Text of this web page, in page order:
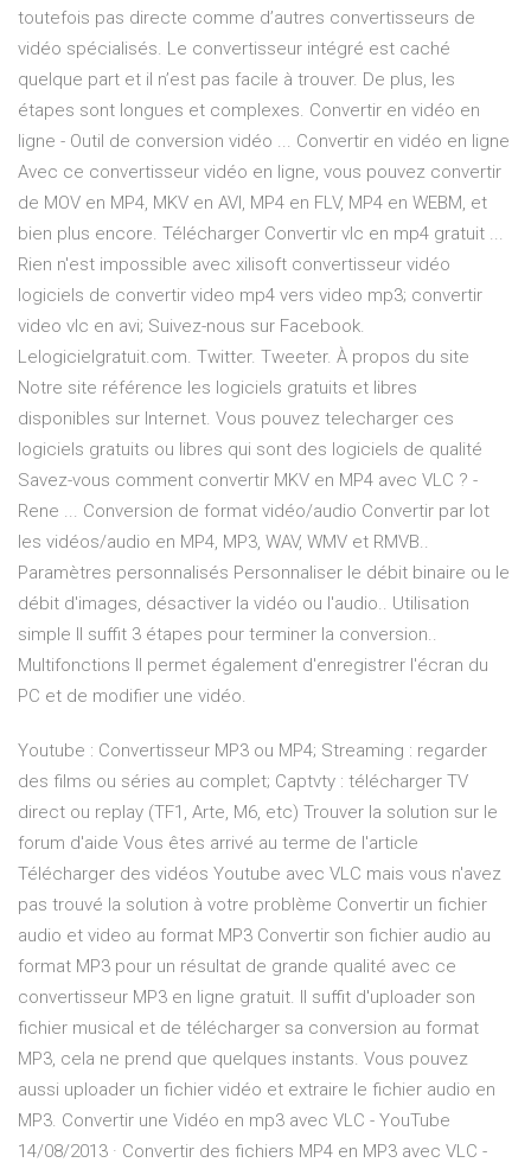
toutefois pas directe comme d’autres convertisseurs de
vidéo spécialisés. Le convertisseur intégré est caché
quelque part et il n’est pas facile à trouver. De plus, les
étapes sont longues et complexes. Convertir en vidéo en
ligne - Outil de conversion vidéo ... Convertir en vidéo en ligne
Avec ce convertisseur vidéo en ligne, vous pouvez convertir
de MOV en MP4, MKV en AVI, MP4 en FLV, MP4 en WEBM, et
bien plus encore. Télécharger Convertir vlc en mp4 gratuit ...
Rien n'est impossible avec xilisoft convertisseur vidéo
logiciels de convertir video mp4 vers video mp3; convertir
video vlc en avi; Suivez-nous sur Facebook.
Lelogicielgratuit.com. Twitter. Tweeter. À propos du site
Notre site référence les logiciels gratuits et libres
disponibles sur Internet. Vous pouvez telecharger ces
logiciels gratuits ou libres qui sont des logiciels de qualité
Savez-vous comment convertir MKV en MP4 avec VLC ? -
Rene ... Conversion de format vidéo/audio Convertir par lot
les vidéos/audio en MP4, MP3, WAV, WMV et RMVB..
Paramètres personnalisés Personnaliser le débit binaire ou le
débit d'images, désactiver la vidéo ou l'audio.. Utilisation
simple Il suffit 3 étapes pour terminer la conversion..
Multifonctions Il permet également d'enregistrer l'écran du
PC et de modifier une vidéo.
Youtube : Convertisseur MP3 ou MP4; Streaming : regarder
des films ou séries au complet; Captvty : télécharger TV
direct ou replay (TF1, Arte, M6, etc) Trouver la solution sur le
forum d'aide Vous êtes arrivé au terme de l'article
Télécharger des vidéos Youtube avec VLC mais vous n'avez
pas trouvé la solution à votre problème Convertir un fichier
audio et video au format MP3 Convertir son fichier audio au
format MP3 pour un résultat de grande qualité avec ce
convertisseur MP3 en ligne gratuit. Il suffit d'uploader son
fichier musical et de télécharger sa conversion au format
MP3, cela ne prend que quelques instants. Vous pouvez
aussi uploader un fichier vidéo et extraire le fichier audio en
MP3. Convertir une Vidéo en mp3 avec VLC - YouTube
14/08/2013 · Convertir des fichiers MP4 en MP3 avec VLC -